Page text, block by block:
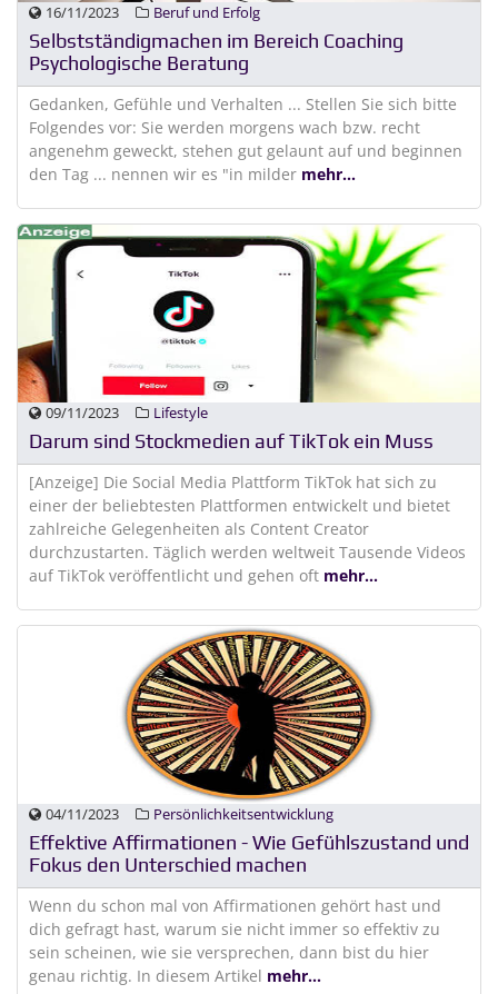
16/11/2023 Beruf und Erfolg
Selbstständigmachen im Bereich Coaching
Psychologische Beratung
Gedanken, Gefühle und Verhalten ... Stellen Sie sich bitte
Folgendes vor: Sie werden morgens wach bzw. recht
angenehm geweckt, stehen gut gelaunt auf und beginnen
den Tag ... nennen wir es "in milder mehr...
09/11/2023 Lifestyle
Darum sind Stockmedien auf TikTok ein Muss
[Anzeige] Die Social Media Plattform TikTok hat sich zu
einer der beliebtesten Plattformen entwickelt und bietet
zahlreiche Gelegenheiten als Content Creator
durchzustarten. Täglich werden weltweit Tausende Videos
auf TikTok veröffentlicht und gehen oft mehr...
04/11/2023 Persönlichkeitsentwicklung
Effektive Affirmationen - Wie Gefühlszustand und
Fokus den Unterschied machen
Wenn du schon mal von Affirmationen gehört hast und
dich gefragt hast, warum sie nicht immer so effektiv zu
sein scheinen, wie sie versprechen, dann bist du hier
genau richtig. In diesem Artikel mehr...